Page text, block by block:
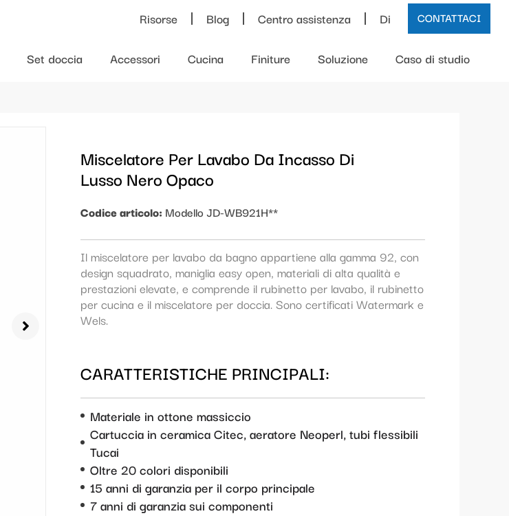
Risorse Blog Centro assistenza Di CONTATTACI
Set doccia Accessori Cucina Finiture Soluzione Caso di studio
Miscelatore Per Lavabo Da Incasso Di
Lusso Nero Opaco
Codice articolo: Modello JD-WB921H**
Il miscelatore per lavabo da bagno appartiene alla gamma 92, con
design squadrato, maniglia easy open, materiali di alta qualità e
prestazioni elevate, e comprende il rubinetto per lavabo, il rubinetto
per cucina e il miscelatore per doccia. Sono certificati Watermark e
Wels.
CARATTERISTICHE PRINCIPALI:
Materiale in ottone massiccio
Cartuccia in ceramica Citec, aeratore Neoperl, tubi flessibili
Tucai
Oltre 20 colori disponibili
15 anni di garanzia per il corpo principale
7 anni di garanzia sui componenti